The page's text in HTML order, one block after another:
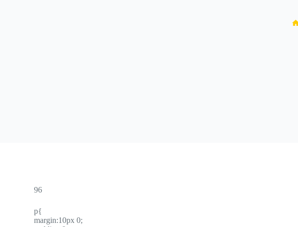
96
p{
margin:10px 0;